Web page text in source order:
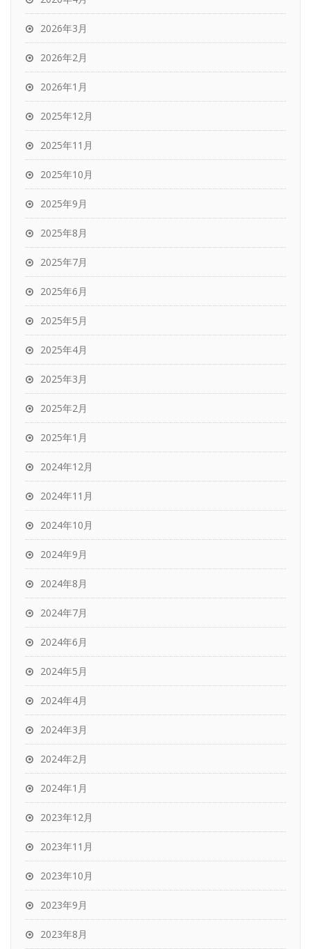
2026年3月
2026年2月
2026年1月
2025年12月
2025年11月
2025年10月
2025年9月
2025年8月
2025年7月
2025年6月
2025年5月
2025年4月
2025年3月
2025年2月
2025年1月
2024年12月
2024年11月
2024年10月
2024年9月
2024年8月
2024年7月
2024年6月
2024年5月
2024年4月
2024年3月
2024年2月
2024年1月
2023年12月
2023年11月
2023年10月
2023年9月
2023年8月